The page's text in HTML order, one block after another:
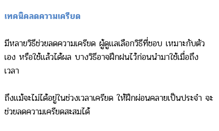
เทคนิคลดความเครียด
มีหลายวิธีช่วยลดความเครียด ผู้ดูแลเลือกวิธีที่ชอบ เหมาะกับตัว
เอง หรือใช้แล้วได้ผล บางวิธีอาจฝึกฝนไว้ก่อนนำมาใช้เมื่อถึง
เวลา
ถึงแม้จะไม่ได้อยู่ในช่วงเวลาเครียด ให้ฝึกผ่อนคลายเป็นประจำ จะ
ช่วยลดความเครียดสะสมได้